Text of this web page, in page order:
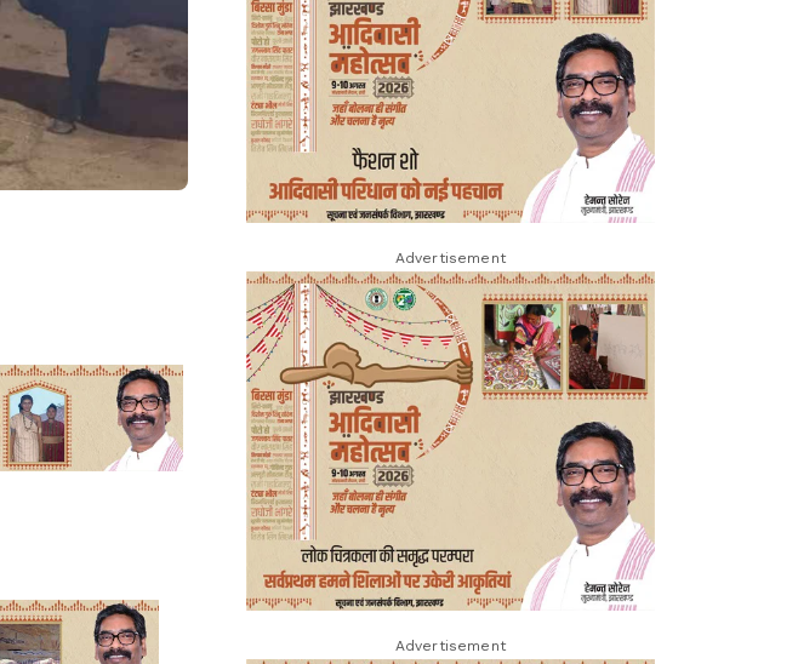
Advertisement
Advertisement